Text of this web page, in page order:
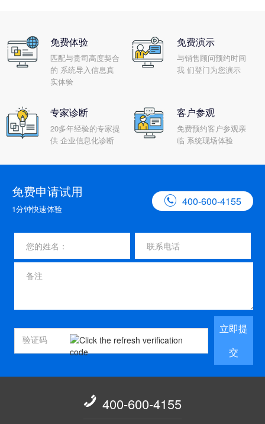
免费体验
匹配与贵司高度契合
的 系统导入信息真
实体验
免费演示
与销售顾问预约时间
我 们登门为您演示
专家诊断
20多年经验的专家提
供 企业信息化诊断
客户参观
免费预约客户参观亲
临 系统现场体验
免费申请试用
1分钟快速体验
 400-600-4155
立即提
交
 400-600-4155